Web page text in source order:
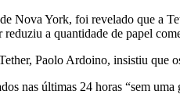
Nova York, foi revelado que a
a quantidade de papel
Paolo Ardoino, insistiu que
nas últimas 24 horas “sem